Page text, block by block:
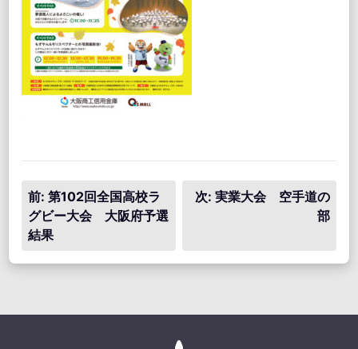
投
稿
ナ
ゲ
前: 第102回全国高校ラ
グビー大会 大阪府予選
結果
次: 実業大会 空手道の
部